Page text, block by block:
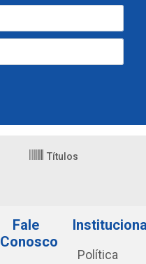
Títulos
Fale
Conosco
Política